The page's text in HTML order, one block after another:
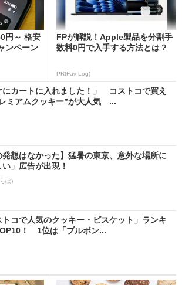
円～ 格安
ンペーン
FPが解説！Apple製品を分割手
数料0円で入手する方法とは？
PR(Fav-Log)
にカートに入れました！」 コストコで買え
ミアムクッキー”が大人気 ...
発想はなかった】猛暑の東京、意外な場所に
い」広告が出現！
ぼ)
トコで人気のクッキー・ビスケット」ランキ
！ 1位は「ブルボン...